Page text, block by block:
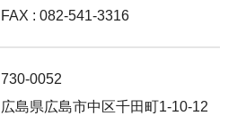
FAX : 082-541-3316
730-0052
広島県広島市中区千田町1-10-12